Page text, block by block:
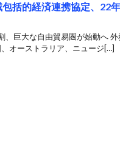
括的経済連携協定、22
、巨大な自由貿易圏が始動へ
オーストラリア、ニュージ[…]